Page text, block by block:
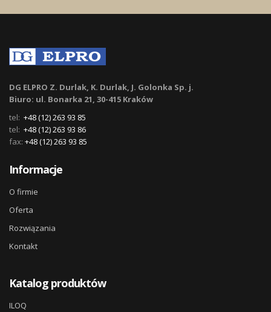
DG ELPRO Z. Durlak, K. Durlak, J. Golonka Sp. j.
Biuro: ul. Bonarka 21, 30-415 Kraków
tel: +48 (12) 263 93 85
tel: +48 (12) 263 93 86
fax: +48 (12) 263 93 85
Informacje
O firmie
Oferta
Rozwiązania
Kontakt
Katalog produktów
ILOQ